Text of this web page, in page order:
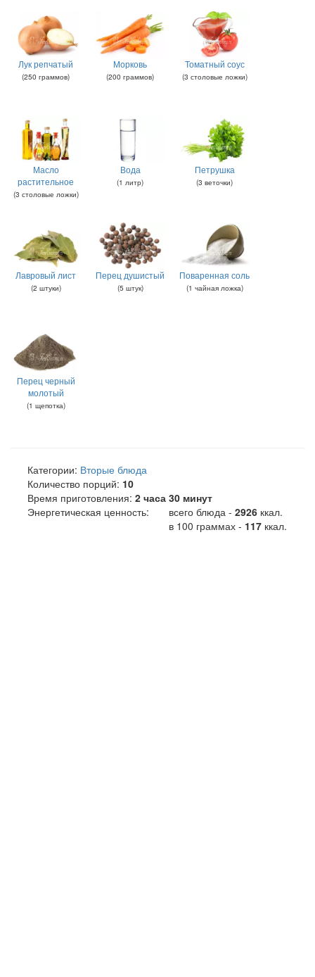
Лук репчатый
(250 граммов)
Морковь
(200 граммов)
Томатный соус
(3 столовые ложки)
Масло
растительное
(3 столовые ложки)
Вода
(1 литр)
Петрушка
(3 веточки)
Лавровый лист
(2 штуки)
Перец душистый
(5 штук)
Поваренная соль
(1 чайная ложка)
Перец черный
молотый
(1 щепотка)
Категории: Вторые блюда
Количество порций: 10
Время приготовления: 2 часа 30 минут
Энергетическая ценность:
всего блюда - 2926 ккал.
в 100 граммах - 117 ккал.